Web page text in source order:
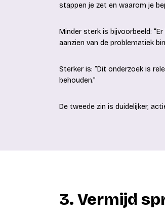
stappen je zet en waarom je
Minder sterk is bijvoorbeeld:
aanzien van de problematiek
Sterker is: “Dit onderzoek is
behouden.”
De tweede zin is duidelijker,
3. Vermijd